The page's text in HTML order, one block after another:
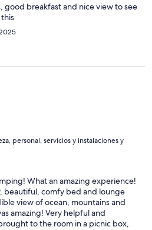
good breakfast and nice view to see
personal, servicios y instalaciones y
What an amazing experience!
beautiful, comfy bed and lounge
view of ocean, mountains and
amazing! Very helpful and
to the room in a picnic box,